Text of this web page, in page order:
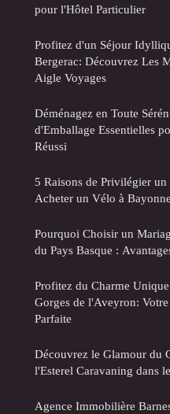
pour l'Hôtel Particulier
Profitez d'un Séjour
Bergerac: Découvrez Les
Aigle Voyages
Déménagez en Toute
d'Emballage Essentielles
Réussi
5 Raisons de Privilégier
Acheter un Vélo à Bayonne
Pourquoi Choisir un
du Pays Basque :
Profitez du Charme
Gorges de l'Aveyron:
Parfaite
Découvrez le Glamour du
l'Esterel Caravaning dans
Agence Immobilière